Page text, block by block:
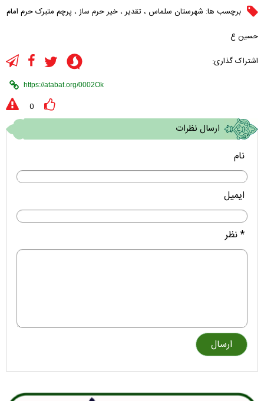
برچسب ها: شهرستان سلماس ، تقدیر ، خیر حرم ساز ، پرچم متبرک حرم امام
حسین ع
اشتراک گذاری:
0
ارسال نظرات
نام
ایمیل
* نظر